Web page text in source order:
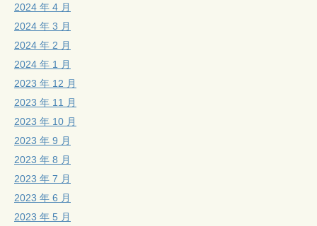
2024 年 4 月
2024 年 3 月
2024 年 2 月
2024 年 1 月
2023 年 12 月
2023 年 11 月
2023 年 10 月
2023 年 9 月
2023 年 8 月
2023 年 7 月
2023 年 6 月
2023 年 5 月